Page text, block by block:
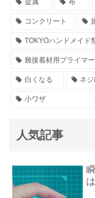
コンクリート
TOKYOハンドメイド
難接着材用プライマー
白くなる ネ
小ワザ
人気記事